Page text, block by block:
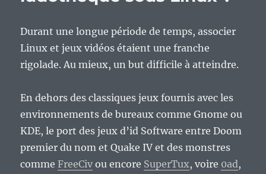
Durant une longue période de temps, associer
Linux et jeux vidéos étaient une franche
rigolade. Au mieux, un but difficile à atteindre.
En dehors des classiques jeux fournis avec les
environnements de bureaux comme Gnome ou
KDE, le port des jeux d’id Software entre Doom
premier du nom et Quake IV et des monstres
commeFreeCiv ou encore SuperTux, voire 0ad,